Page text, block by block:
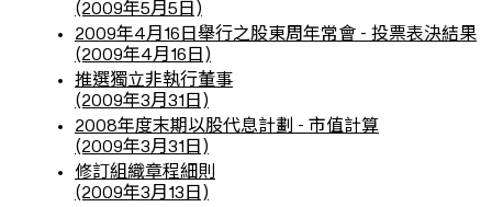
(2009年5月5日)
2009年4月16日舉行之股東周年常會 - 投票表決結果
(2009年4月16日)
推選獨立非執行董事
(2009年3月31日)
2008年度末期以股代息計劃 - 市值計算
(2009年3月31日)
修訂組織章程細則
(2009年3月13日)